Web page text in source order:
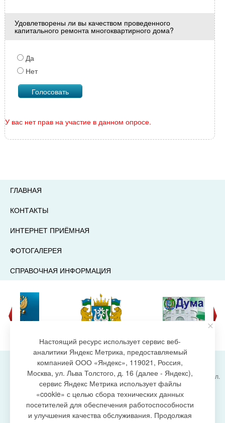
Удовлетворены ли вы качеством проведенного
капитального ремонта многоквартирного дома?
Да
Нет
У вас нет прав на участие в данном опросе.
ГЛАВНАЯ
КОНТАКТЫ
ИНТЕРНЕТ ПРИЁМНАЯ
ФОТОГАЛЕРЕЯ
СПРАВОЧНАЯ ИНФОРМАЦИЯ
создание сайта
Администрация городского поселения Излучинск, ул.
Энергетиков, 6, пгт. Излучинск, Нижневартовский
район,
Ханты-Мансийский автономный округ-Югра
(Тюменская область), 628634
Сетевое изданиеhttps://www.gp-izluchinsk.ru
Настоящий ресурс использует сервис веб-
аналитики Яндекс Метрика, предоставляемый
компанией ООО «Яндекс», 119021, Россия,
Москва, ул. Льва Толстого, д. 16 (далее - Яндекс),
сервис Яндекс Метрика использует файлы
«cookie» с целью сбора технических данных
посетителей для обеспечения работоспособности
и улучшения качества обслуживания. Продолжая